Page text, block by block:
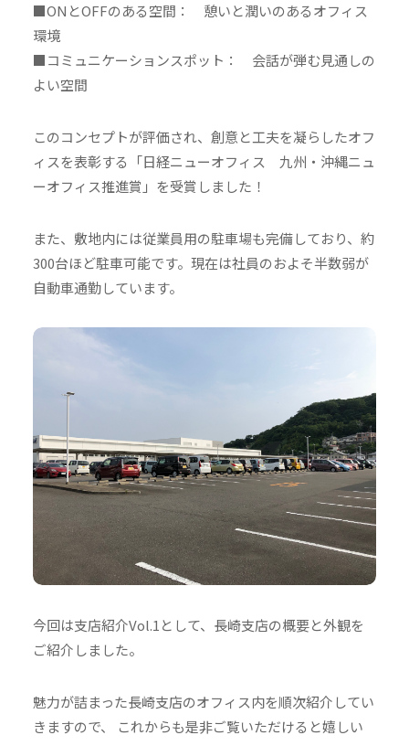
■ONとOFFのある空間： 憩いと潤いのあるオフィス
環境
■コミュニケーションスポット： 会話が弾む見通しの
よい空間
このコンセプトが評価され、創意と工夫を凝らしたオフ
ィスを表彰する「日経ニューオフィス 九州・沖縄ニュ
ーオフィス推進賞」を受賞しました！
また、敷地内には従業員用の駐車場も完備しており、約
300台ほど駐車可能です。現在は社員のおよそ半数弱が
自動車通勤しています。
今回は支店紹介Vol.1として、長崎支店の概要と外観を
ご紹介しました。
魅力が詰まった長崎支店のオフィス内を順次紹介してい
きますので、 これからも是非ご覧いただけると嬉しい